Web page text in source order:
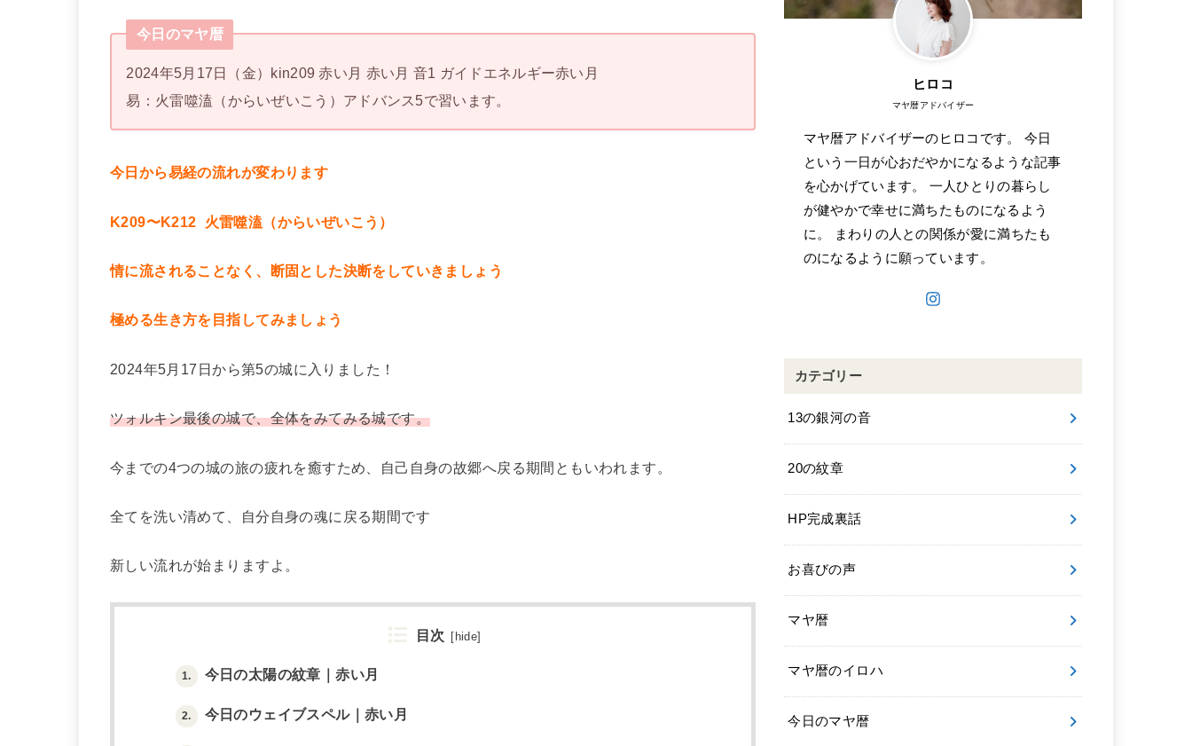
今日のマヤ暦
2024年5月17日（金）kin209 赤い月 赤い月 音1 ガイドエネルギー赤い月
易：火雷噬溘（からいぜいこう）アドバンス5で習います。
今日から易経の流れが変わります
K209〜K212 火雷噬溘（からいぜいこう）
情に流されることなく、断固とした決断をしていきましょう
極める生き方を目指してみましょう
2024年5月17日から第5の城に入りました！
ツォルキン最後の城で、全体をみてみる城です。
今までの4つの城の旅の疲れを癒すため、自己自身の故郷へ戻る期間ともいわれます。
全てを洗い清めて、自分自身の魂に戻る期間です
新しい流れが始まりますよ。
目次 [ hide]
1. 今日の太陽の紋章｜赤い月
2. 今日のウェイブスペル｜赤い月
ヒロコ
マヤ暦アドバイザー
マヤ暦アドバイザーのヒロコです。 今日
という一日が心おだやかになるような記事
を心かげています。 一人ひとりの暮らし
が健やかで幸せに満ちたものになるよう
に。 まわりの人との関係が愛に満ちたも
のになるように願っています。
カテゴリー
13の銀河の音
20の紋章
HP完成裏話
お喜びの声
マヤ暦
マヤ暦のイロハ
今日のマヤ暦